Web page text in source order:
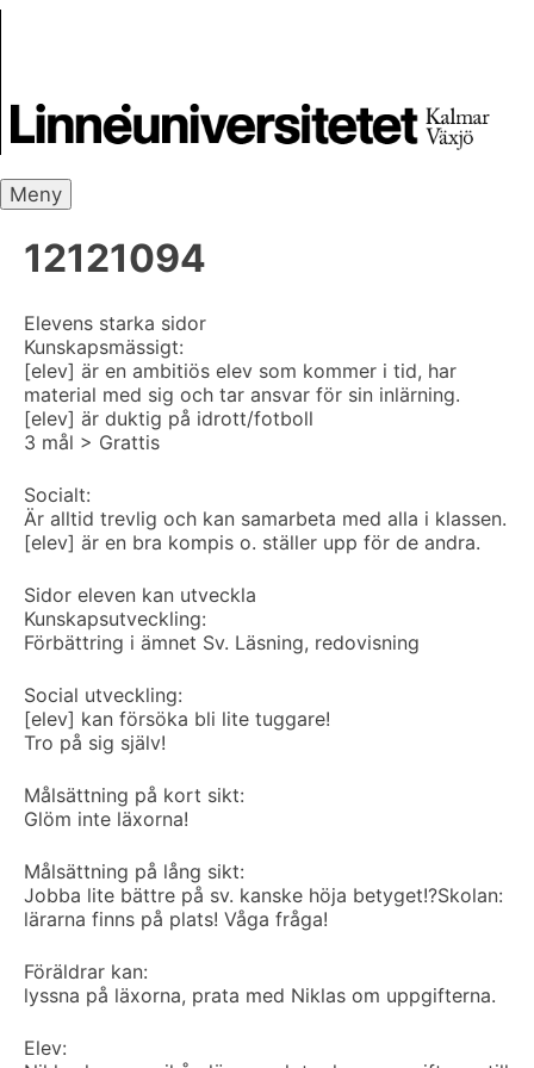
Meny
12121094
Elevens starka sidor
Kunskapsmässigt:
[elev] är en ambitiös elev som kommer i tid, har
material med sig och tar ansvar för sin inlärning.
[elev] är duktig på idrott/fotboll
3 mål > Grattis
Socialt:
Är alltid trevlig och kan samarbeta med alla i klassen.
[elev] är en bra kompis o. ställer upp för de andra.
Sidor eleven kan utveckla
Kunskapsutveckling:
Förbättring i ämnet Sv. Läsning, redovisning
Social utveckling:
[elev] kan försöka bli lite tuggare!
Tro på sig själv!
Målsättning på kort sikt:
Glöm inte läxorna!
Målsättning på lång sikt:
Jobba lite bättre på sv. kanske höja betyget!?Skolan:
lärarna finns på plats! Våga fråga!
Föräldrar kan:
lyssna på läxorna, prata med Niklas om uppgifterna.
Elev: